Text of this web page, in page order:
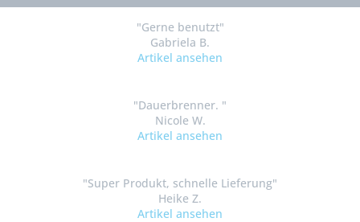
"Gerne benutzt"
Gabriela B.
Artikel ansehen
"Dauerbrenner. "
Nicole W.
Artikel ansehen
"Super Produkt, schnelle Lieferung"
Heike Z.
Artikel ansehen